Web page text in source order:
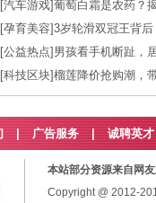
[汽车游戏]葡萄白霜是农药？
[孕育美容]3岁轮滑双冠王背
[公益热点] 男孩看手机断趾，
[科技区块]榴莲降价抢购潮，
广告服务 | 诚聘英才
本站部分资源来自网
Copyright @ 2012-